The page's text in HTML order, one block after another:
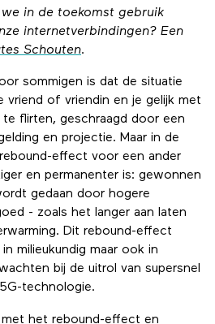
in de toekomst gebruik
internetverbindingen? Een
Schouten.
sommigen is dat de situatie
vriend of vriendin en je gelijk met
flirten, geschraagd door een
en projectie. Maar in de
effect voor een ander
en permanenter is: gewonnen
gedaan door hogere
- zoals het langer aan laten
Dit rebound-effect
milieukundig maar ook in
bij de uitrol van supersnel
technologie.
met het rebound-effect en